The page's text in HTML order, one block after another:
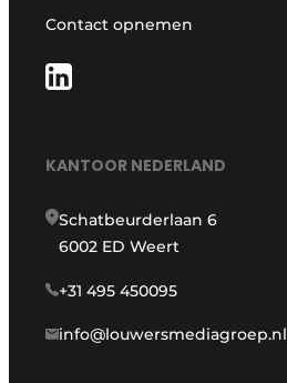
Contact opnemen
KANTOOR NEDERLAND
Schatbeurderlaan 6
6002 ED Weert
+31 495 450095
info@louwersmediagroep.nl